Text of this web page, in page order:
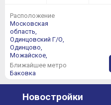
Расположение
Московская
область,
Одинцовский Г/О,
Одинцово,
Можайское,
Ближайшее метро
Баковка
Новостройки